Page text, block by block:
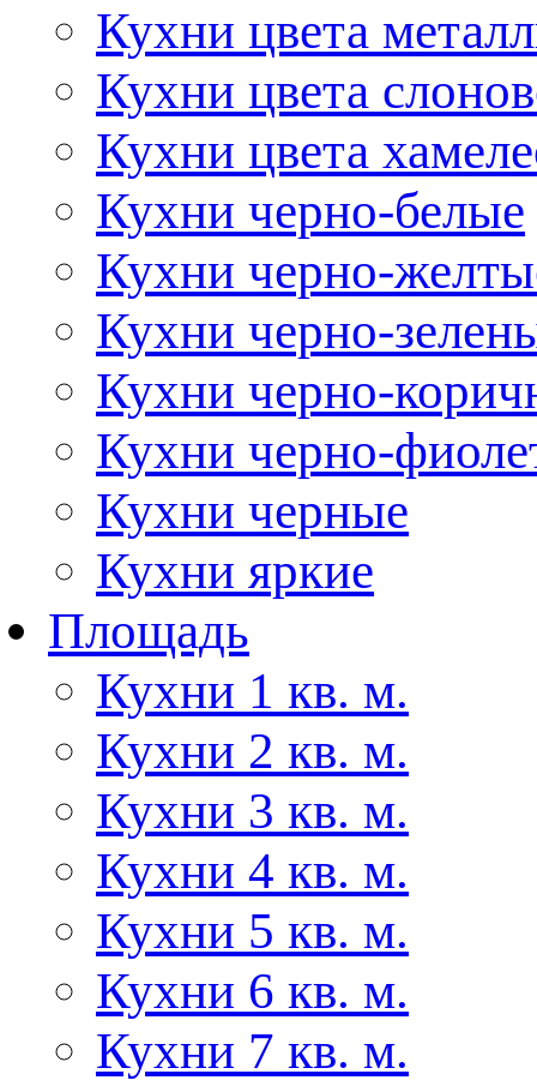
Кухни цвета
Кухни цвета
Кухни цвета
Кухни черно-белые
Кухни черно-
Кухни черно-
Кухни черно-
Кухни черно-
Кухни черные
Кухни яркие
Площадь
Кухни 1 кв. м.
Кухни 2 кв. м.
Кухни 3 кв. м.
Кухни 4 кв. м.
Кухни 5 кв. м.
Кухни 6 кв. м.
Кухни 7 кв. м.